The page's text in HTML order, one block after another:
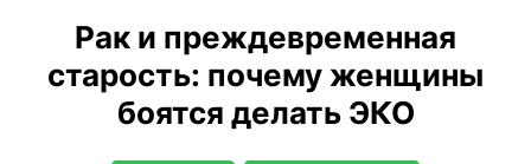
Рак и преждевременная
старость: почему женщины
боятся делать ЭКО